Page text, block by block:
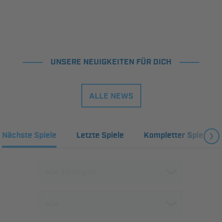
UNSERE NEUIGKEITEN FÜR DICH
ALLE NEWS
Nächste Spiele Letzte Spiele Kompletter Spielplan